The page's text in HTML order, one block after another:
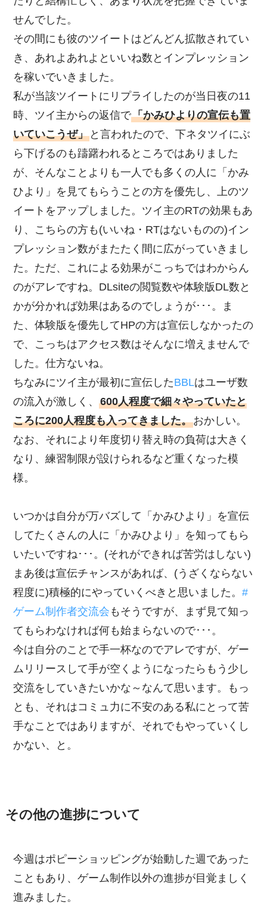
せんでした。
その間にも彼のツイートはどんどん拡散されてい
き、あれよあれよといいね数とインプレッション
を稼いでいきました。
私が当該ツイートにリプライしたのが当日夜の11
時、ツイ主からの返信で「かみひよりの宣伝も置
いていこうぜ」 と言われたので、下ネタツイにぶ
ら下げるのも躊躇われるところではありました
が、そんなことよりも一人でも多くの人に「かみ
ひより」を見てもらうことの方を優先し、上のツ
イートをアップしました。ツイ主のRTの効果もあ
り、こちらの方も(いいね・RTはないものの)イン
プレッション数がまたたく間に広がっていきまし
た。ただ、これによる効果がこっちではわからん
のがアレですね。DLsiteの閲覧数や体験版DL数と
かが分かれば効果はあるのでしょうが･･･。ま
た、体験版を優先してHPの方は宣伝しなかったの
で、こっちはアクセス数はそんなに増えませんで
した。仕方ないね。
ちなみにツイ主が最初に宣伝したBBLはユーザ数
の流入が激しく、600人程度で細々やっていたと
ころに200人程度も入ってきました。おかしい。
なお、それにより年度切り替え時の負荷は大きく
なり、練習制限が設けられるなど重くなった模
様。
いつかは自分が万バズして「かみひより」を宣伝
してたくさんの人に「かみひより」を知ってもら
いたいですね･･･。(それができれば苦労はしない)
まあ後は宣伝チャンスがあれば、(うざくならない
程度に)積極的にやっていくべきと思いました。#
ゲーム制作者交流会 もそうですが、まず見て知っ
てもらわなければ何も始まらないので･･･。
今は自分のことで手一杯なのでアレですが、ゲー
ムリリースして手が空くようになったらもう少し
交流をしていきたいかな～なんて思います。もっ
とも、それはコミュ力に不安のある私にとって苦
手なことではありますが、それでもやっていくし
かない、と。
その他の進捗について
今週はポピーショッピングが始動した週であった
こともあり、ゲーム制作以外の進捗が目覚ましく
進みました。